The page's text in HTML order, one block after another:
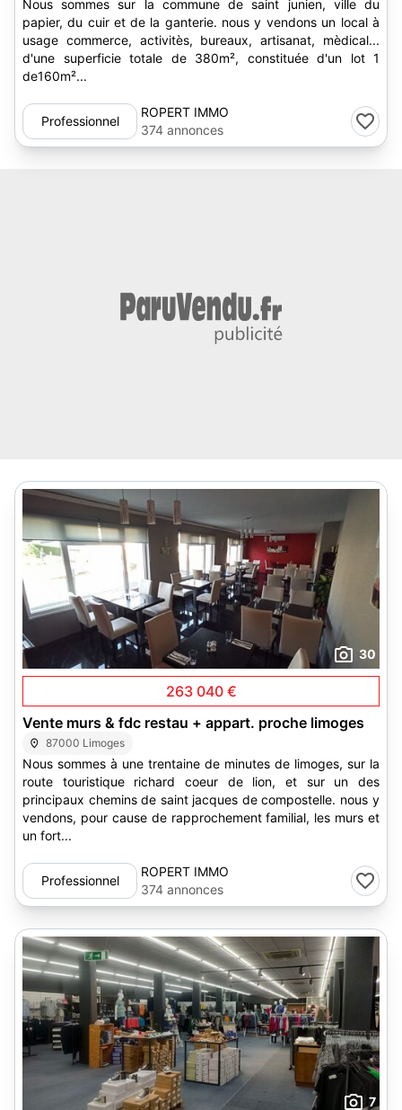
Nous sommes sur la commune de saint junien, ville du
papier, du cuir et de la ganterie. nous y vendons un local à
usage commerce, activitès, bureaux, artisanat, mèdical...
d'une superficie totale de 380m², constituée d'un lot 1
de160m²...
Professionnel
ROPERT IMMO
374 annonces
30
263 040 €
Vente murs & fdc restau + appart. proche limoges
87000 Limoges
Nous sommes à une trentaine de minutes de limoges, sur la
route touristique richard coeur de lion, et sur un des
principaux chemins de saint jacques de compostelle. nous y
vendons, pour cause de rapprochement familial, les murs et
un fort...
Professionnel
ROPERT IMMO
374 annonces
7